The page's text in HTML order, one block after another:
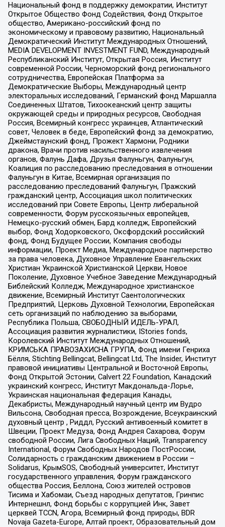
Национальный фонд в поддержку демократии, Институт
Открытое Общество Фонд Содействия, Фонд Открытое
общество, Американо-российский фонд по
экономическому и правовому развитию, Национальный
Демократический Институт Международных Отношений,
MEDIA DEVELOPMENT INVESTMENT FUND, Международный
Республиканский Институт, Открытая Россия, Институт
современной России, Черноморский фонд регионального
сотрудничества, Европейская Платформа за
Демократические Выборы, Международный центр
электоральных исследований, Германский фонд Маршалла
Соединенных Штатов, Тихоокеанский центр защиты
окружающей среды и природных ресурсов, Свободная
Россия, Всемирный конгресс украинцев, Атлантический
совет, Человек в беде, Европейский фонд за демократию,
Джеймстаунский фонд, Прожект Хармони, Родники
дракона, Врачи против насильственного извлечения
органов, Фалунь Дафа, Друзья Фалуньгун, Фалуньгун,
Коалиция по расследованию преследования в отношении
Фалуньгун в Китае, Всемирная организация по
расследованию преследований Фалуньгун, Пражский
гражданский центр, Ассоциация школ политических
исследований при Совете Европы, Центр либеральной
современности, Форум русскоязычных европейцев,
Немецко-русский обмен, Бард колледж, Европейский
выбор, Фонд Ходорковского, Оксфордский российский
фонд, Фонд Будущее России, Компания свободы
информации, Проект Медиа, Международное партнерство
за права человека, Духовное Управление Евангельских
Христиан Украинской Христианской Церкви, Новое
Поколение, Духовное Учебное Заведение Международный
Библейский Колледж, Международное христианское
движение, Всемирный Институт Саентологических
Предприятий, Церковь Духовной Технологии, Европейская
сеть организаций по наблюдению за выборами,
Республика Польша, СВОБОДНЫЙ ИДЕЛЬ-УРАЛ,
Ассоциация развития журналистики, IStories fonds,
Королевский Институт Международных Отношений,
КРИМСЬКА ПРАВОЗАХИСНА ГРУПА, Фонд имени Генриха
Бёлля, Stichting Bellingcat, Bellingcat Ltd, The Insider, Институт
правовой инициативы Центральной и Восточной Европы,
Фонд Открытой Эстонии, Calvert 22 Foundation, Канадский
украинский конгресс, Институт Макдональда-Лорье,
Украинская национальная федерация Канады,
Декабристы, Международный научный центр им Вудро
Вильсона, Свободная пресса, Возрождение, Всеукраинский
духовный центр , Риддл, Русский антивоенный комитет в
Швеции, Проект Медуза, Фонд Андрея Сахарова, Форум
свободной России, Лига Свободных Наций, Transparеncy
International, Форум Свободных Народов ПостРоссии,
Солидарность с гражданским движением в России –
Solidarus, КрымSOS, Свободный университет, Институт
государственного управления, Форум гражданского
общества Россия, Беллона, Союз жителей островов
Тисима и Хабомаи, Съезд народных депутатов, Гринпис
Интернешнл, Фонд борьбы с коррупцией Инк, Завет
церквей TCCN, Агора, Всемирный фонд природы, BDR
Novaja Gazeta-Europe, Алтай проект, Образовательный дом